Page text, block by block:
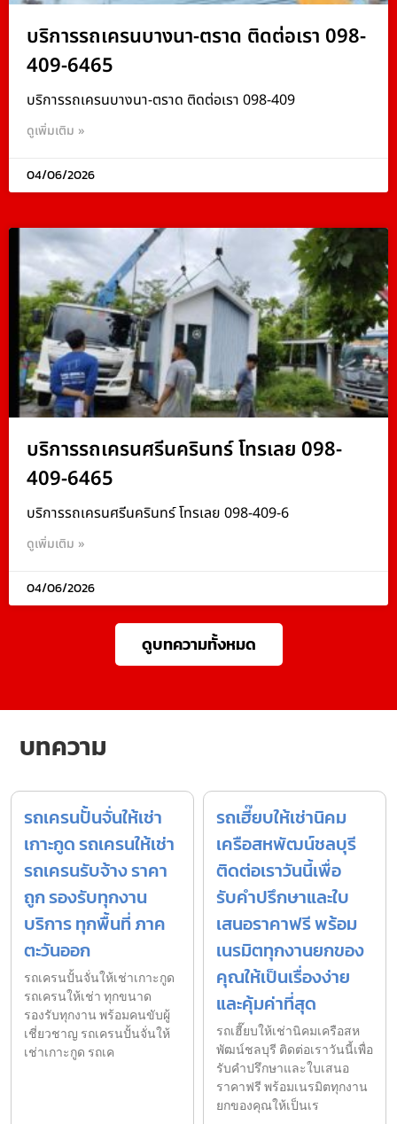
บริการรถเครนบางนา-ตราด ติดต่อเรา 098-
409-6465
บริการรถเครนบางนา-ตราด ติดต่อเรา 098-409
ดูเพิ่มเติม »
04/06/2026
บริการรถเครนศรีนครินทร์ โทรเลย 098-
409-6465
บริการรถเครนศรีนครินทร์ โทรเลย 098-409-6
ดูเพิ่มเติม »
04/06/2026
ดูบทความทั้งหมด
บทความ
รถเครนปั้นจั่นให้เช่า
เกาะกูด รถเครนให้เช่า
รถเครนรับจ้าง ราคา
ถูก รองรับทุกงาน
บริการ ทุกพื้นที่ ภาค
ตะวันออก
รถเครนปั้นจั่นให้เช่าเกาะกูด
รถเครนให้เช่า ทุกขนาด
รองรับทุกงาน พร้อมคนขับผู้
เชี่ยวชาญ รถเครนปั้นจั่นให้
เช่าเกาะกูด รถเค
รถเฮี๊ยบให้เช่านิคม
เครือสหพัฒน์ชลบุรี
ติดต่อเราวันนี้เพื่อ
รับคำปรึกษาและใบ
เสนอราคาฟรี พร้อม
เนรมิตทุกงานยกของ
คุณให้เป็นเรื่องง่าย
และคุ้มค่าที่สุด
รถเฮี๊ยบให้เช่านิคมเครือสห
พัฒน์ชลบุรี ติดต่อเราวันนี้เพื่อ
รับคำปรึกษาและใบเสนอ
ราคาฟรี พร้อมเนรมิตทุกงาน
ยกของคุณให้เป็นเร